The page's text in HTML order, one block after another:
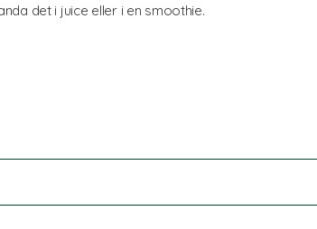
det i juice eller i en smoothie.